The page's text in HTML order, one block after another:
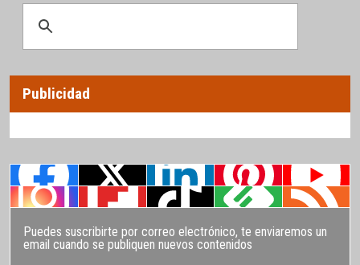
Publicidad
Puedes suscribirte por correo electrónico, te enviaremos un
email cuando se publiquen nuevos contenidos